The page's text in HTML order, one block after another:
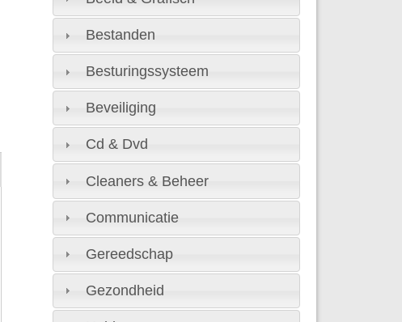
Bestanden
Besturingssysteem
Beveiliging
Cd & Dvd
Cleaners & Beheer
Communicatie
Gereedschap
Gezondheid